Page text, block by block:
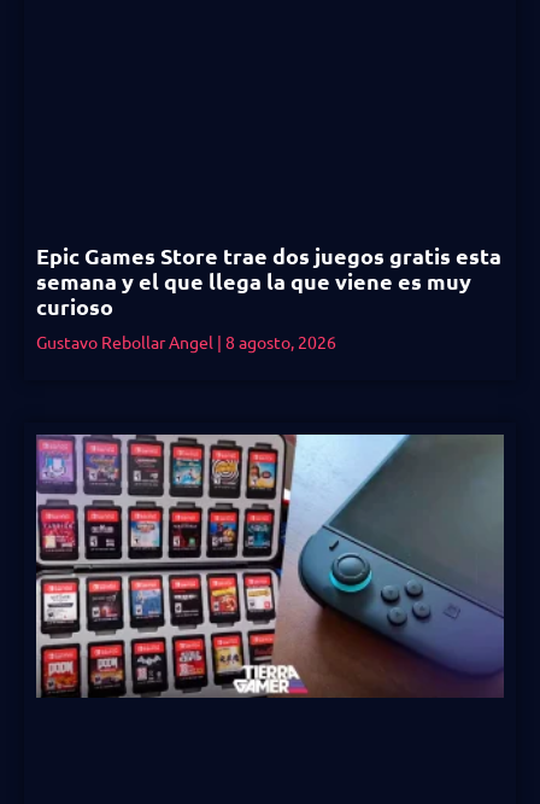
Epic Games Store trae dos juegos gratis esta
semana y el que llega la que viene es muy
curioso
Gustavo Rebollar Angel 8 agosto, 2026